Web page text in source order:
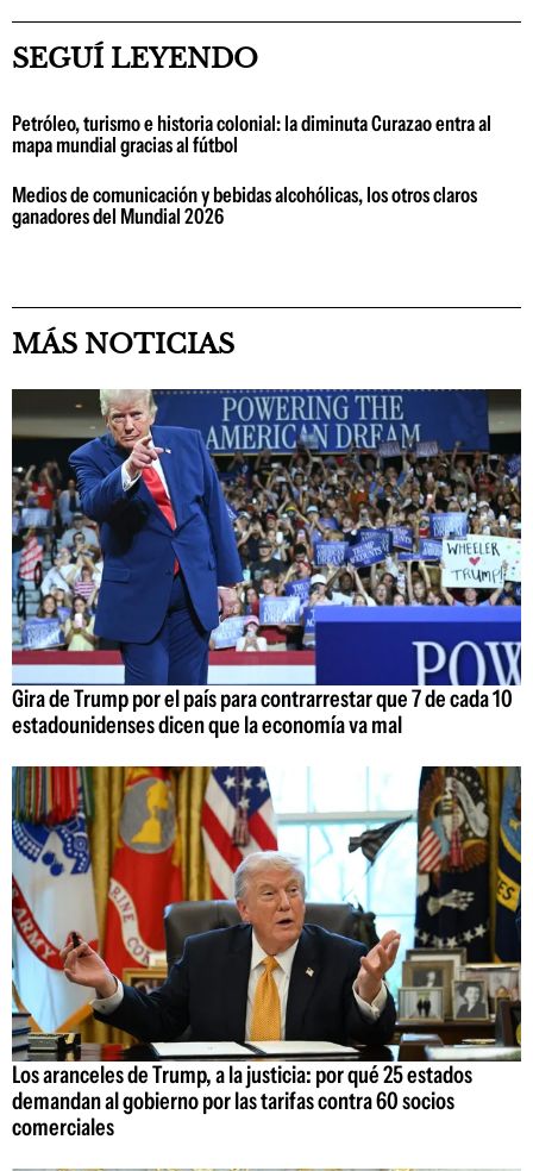
SEGUÍ LEYENDO
Petróleo, turismo e historia colonial: la diminuta Curazao entra al
mapa mundial gracias al fútbol
Medios de comunicación y bebidas alcohólicas, los otros claros
ganadores del Mundial 2026
MÁS NOTICIAS
Gira de Trump por el país para contrarrestar que 7 de cada 10
estadounidenses dicen que la economía va mal
Los aranceles de Trump, a la justicia: por qué 25 estados
demandan al gobierno por las tarifas contra 60 socios
comerciales